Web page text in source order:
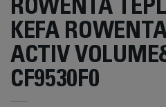
ROWENTA
KEFA
ACTIV
CF9530F0